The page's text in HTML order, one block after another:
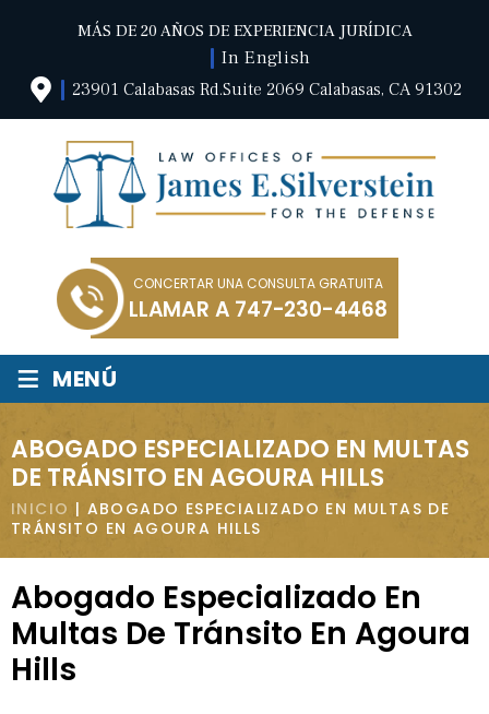
MÁS DE 20 AÑOS DE EXPERIENCIA JURÍDICA
In English
23901 Calabasas Rd.Suite 2069 Calabasas, CA 91302
CONCERTAR UNA CONSULTA GRATUITA
LLAMAR A 747-230-4468
≡ MENÚ
ABOGADO ESPECIALIZADO EN MULTAS
DE TRÁNSITO EN AGOURA HILLS
INICIO | ABOGADO ESPECIALIZADO EN MULTAS DE
TRÁNSITO EN AGOURA HILLS
Abogado Especializado En
Multas De Tránsito En Agoura
Hills